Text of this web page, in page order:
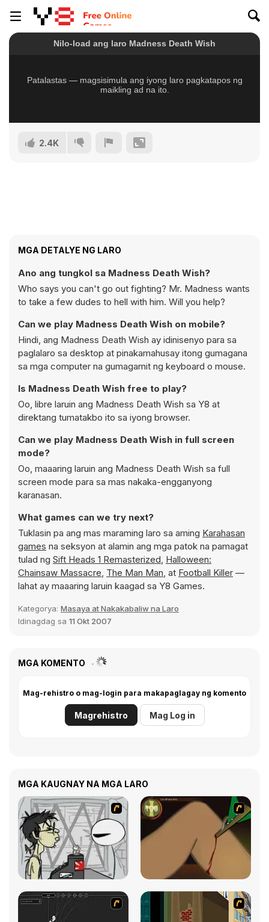
2.4K
MGA DETALYE NG LARO
Ano ang tungkol sa Madness Death Wish?
Who says you can't go out fighting? Mr. Madness wants
to take a few dudes to hell with him. Will you help?
Can we play Madness Death Wish on mobile?
Hindi, ang Madness Death Wish ay idinisenyo para sa
paglalaro sa desktop at pinakamahusay itong gumagana
sa mga computer na gumagamit ng keyboard o mouse.
Is Madness Death Wish free to play?
Oo, libre laruin ang Madness Death Wish sa Y8 at
direktang tumatakbo ito sa iyong browser.
Can we play Madness Death Wish in full screen
mode?
Oo, maaaring laruin ang Madness Death Wish sa full
screen mode para sa mas nakaka-engganyong
karanasan.
What games can we try next?
Tuklasin pa ang mas maraming laro sa aming Karahasan
games na seksyon at alamin ang mga patok na pamagat
tulad ng Sift Heads 1 Remasterized, Halloween:
Chainsaw Massacre, The Man Man, at Football Killer —
lahat ay maaaring laruin kaagad sa Y8 Games.
Kategorya: Masaya at Nakakabaliw na Laro
Idinagdag sa 11 Okt 2007
MGA KOMENTO
Mag-rehistro o mag-login para makapaglagay ng komento
Magrehistro Mag Log in
MGA KAUGNAY NA MGA LARO